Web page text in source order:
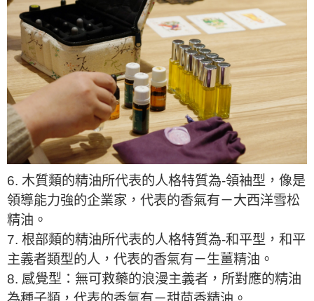
6. 木質類的精油所代表的人格特質為-領袖型，像是
領導能力強的企業家，代表的香氣有－大西洋雪松
精油。
7. 根部類的精油所代表的人格特質為-和平型，和平
主義者類型的人，代表的香氣有－生薑精油。
8. 感覺型：無可救藥的浪漫主義者，所對應的精油